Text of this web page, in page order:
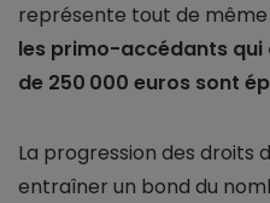
représente tout de même
les primo-accédants qui
de 250 000 euros sont
La progression des droits
entraîner un bond du